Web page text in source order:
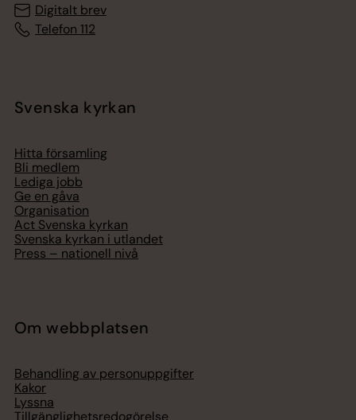
Digitalt brev
Telefon 112
Svenska kyrkan
Hitta församling
Bli medlem
Lediga jobb
Ge en gåva
Organisation
Act Svenska kyrkan
Svenska kyrkan i utlandet
Press – nationell nivå
Om webbplatsen
Behandling av personuppgifter
Kakor
Lyssna
Tillgänglighetsredogörelse